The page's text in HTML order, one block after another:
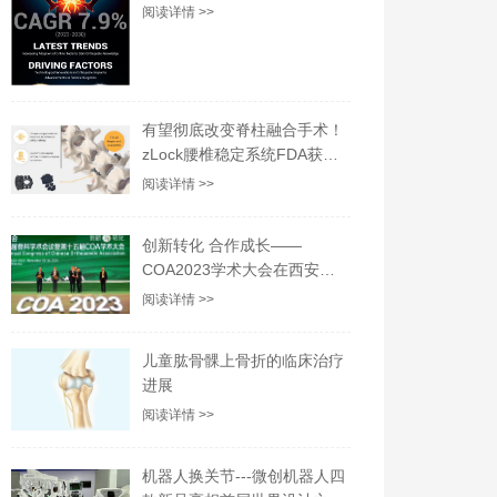
和 COVID-19 影响分析
阅读详情 >>
有望彻底改变脊柱融合手术！
zLock腰椎稳定系统FDA获批
上市！
阅读详情 >>
创新转化 合作成长——
COA2023学术大会在西安开
幕
阅读详情 >>
儿童肱骨髁上骨折的临床治疗
进展
阅读详情 >>
机器人换关节---微创机器人四